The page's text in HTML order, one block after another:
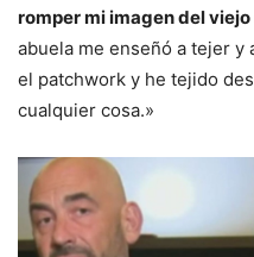
romper mi imagen del
abuela me enseñó a tejer y
el patchwork y he tejido
cualquier cosa.»